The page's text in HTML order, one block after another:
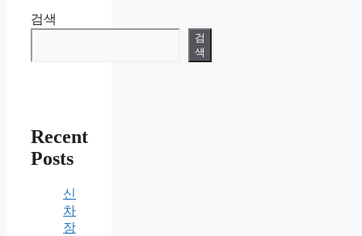
검색
검
색
Recent
Posts
신
차
장